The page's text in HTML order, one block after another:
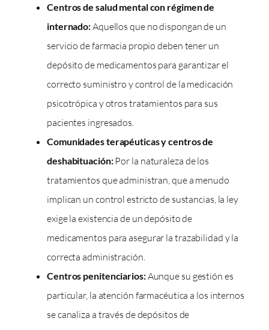
Centros de salud mental con régimen de
internado:Aquellos que no dispongan de un
servicio de farmacia propio deben tener un
depósito de medicamentos para garantizar el
correcto suministro y control de la medicación
psicotrópica y otros tratamientos para sus
pacientes ingresados.
Comunidades terapéuticas y centros de
deshabituación:Por la naturaleza de los
tratamientos que administran, que a menudo
implican un control estricto de sustancias, la ley
exige la existencia de un depósito de
medicamentos para asegurar la trazabilidad y la
correcta administración.
Centros penitenciarios:Aunque su gestión es
particular, la atención farmacéutica a los internos
se canaliza a través de depósitos de